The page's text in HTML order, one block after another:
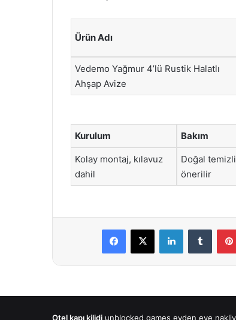
Ürün Adı
Vedemo Yağmur 4’lü Rustik Halatlı
Ahşap Avize
Kurulum Bakım
Kolay montaj, kılavuz
dahil
Doğal
önerilir
Facebook
X LinkedInTumblr
Otel kapı kilidi unblocked games evden eve